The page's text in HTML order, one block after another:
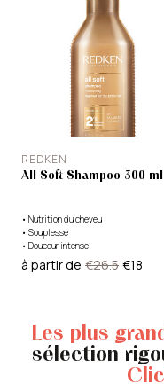
REDKEN
All Soft Shampoo 300 ml
• Nutrition du cheveu
• Souplesse
• Douceur intense
à partir de €26.5 €18
Les plus
sélection